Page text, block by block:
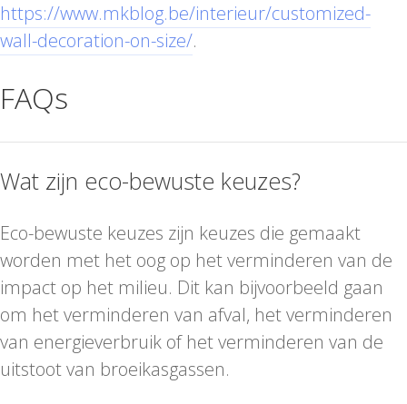
https://www.mkblog.be/interieur/customized-
wall-decoration-on-size/.
FAQs
Wat zijn eco-bewuste keuzes?
Eco-bewuste keuzes zijn keuzes die gemaakt
worden met het oog op het verminderen van de
impact op het milieu. Dit kan bijvoorbeeld gaan
om het verminderen van afval, het verminderen
van energieverbruik of het verminderen van de
uitstoot van broeikasgassen.